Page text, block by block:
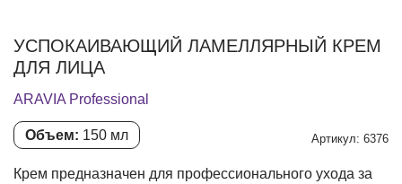
УСПОКАИВАЮЩИЙ ЛАМЕЛЛЯРНЫЙ КРЕМ
ДЛЯ ЛИЦА
ARAVIA Professional
Объем: 150 мл Артикул: 6376
Крем предназначен для профессионального ухода за